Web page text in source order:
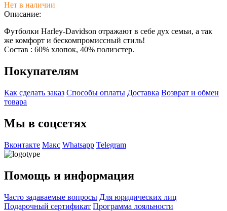
Нет в наличии
Описание:
Футболки Harley-Davidson отражают в себе дух семьи, а так
же комфорт и бескомпромиссный стиль!
Состав : 60% хлопок, 40% полиэстер.
Покупателям
Как сделать заказ Способы оплаты Доставка Возврат и обмен
товара
Мы в соцсетях
Вконтакте Макс Whatsapp Telegram
Помощь и информация
Часто задаваемые вопросы Для юридических лиц
Подарочный сертификат Программа лояльности